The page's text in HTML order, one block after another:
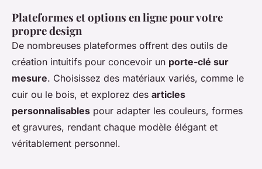
Plateformes et options en ligne pour votre
propre design
De nombreuses plateformes offrent des outils de
création intuitifs pour concevoir un porte-clé sur
mesure. Choisissez des matériaux variés, comme le
cuir ou le bois, et explorez des articles
personnalisables pour adapter les couleurs, formes
et gravures, rendant chaque modèle élégant et
véritablement personnel.